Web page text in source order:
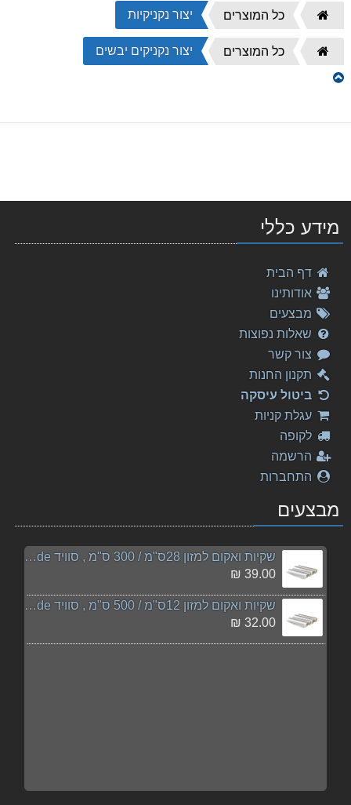
דף
הבית
כל המוצרים יצור נקניקיות
דף
הבית
כל המוצרים יצור נקניקים יבשים
מידע כללי
דף הבית
אודותינו
מבצעים
שאלות נפוצות
צור קשר
תקנון החנות
ביטול עיסקה
עגלת קניות
לקופה
הרשמה
התחברות
מבצעים
שקיות ואקום למזון 28ס"מ / 300 ס"מ , סוויד sousvide
39.00 ₪
שקיות ואקום למזון 12ס"מ / 500 ס"מ , סוויד sousvide
32.00 ₪